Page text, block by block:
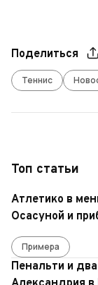
Поделиться
Теннис
Топ статьи
Атлетико в
Осасуной и
Примера
Пенальти и